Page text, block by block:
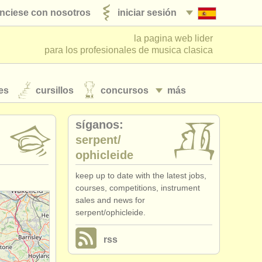
iniciar sesión
con nosotros
la pagina web lider
para los profesionales de musica clasica
más
cursillos concursos
síganos:
serpent/
ophicleide
keep up to date with the latest jobs,
courses, competitions, instrument
sales and news for
serpent/ophicleide.
rss